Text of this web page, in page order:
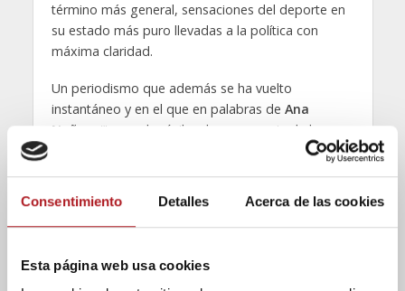
Consentimiento Detalles Acerca de las cookies
Esta página web usa cookies
término más general, sensaciones del deporte en
su estado más puro llevadas a la política con
máxima claridad.
Un periodismo que además se ha vuelto
instantáneo y en el que en palabras de Ana
Nuñez,
“tener el móvil en la mano a pie de la
noticia se ha convertido en algo habitual”. Pero por
de las redes sociales, no debe ir de la mano con la
la desinformación y de las fake news.